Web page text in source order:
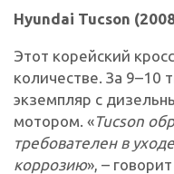
Hyundai Tucson
Этот корейский
количестве. За 9–10
экземпляр с
мотором. «Tucson
требователен в
коррозию», –